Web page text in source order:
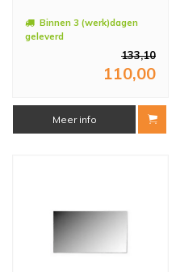
Binnen 3 (werk)dagen
geleverd
133,10
110,00
Meer info